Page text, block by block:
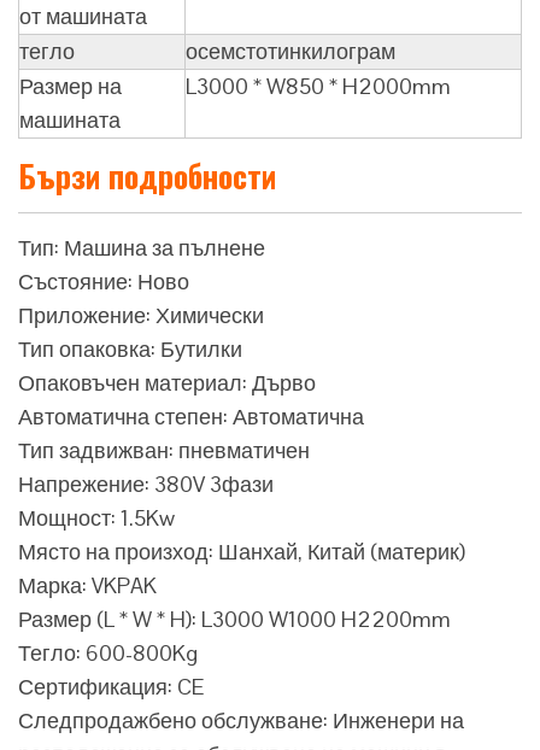
от машината
тегло
осемстотинкилограм
Размер на
машината
L3000 * W850 * H2000mm
Бързи подробности
Тип: Машина за пълнене
Състояние: Ново
Приложение: Химически
Тип опаковка: Бутилки
Опаковъчен материал: Дърво
Автоматична степен: Автоматична
Тип задвижван: пневматичен
Напрежение: 380V 3фази
Мощност: 1.5Kw
Място на произход: Шанхай, Китай (материк)
Марка: VKPAK
Размер (L * W * H): L3000 W1000 H2200mm
Тегло: 600-800Kg
Сертификация: CE
Следпродажбено обслужване: Инженери на